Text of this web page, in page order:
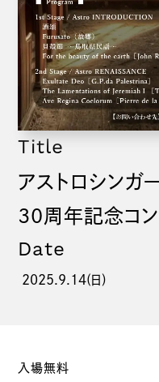
Title
アストロシンガ
30周年記念コン
Date
2025.9.14(日)
入場無料